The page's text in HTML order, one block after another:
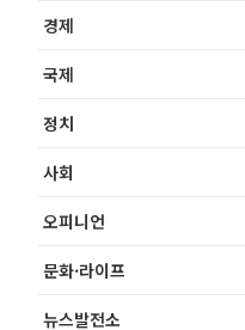
경제
국제
정치
사회
오피니언
문화·라이프
뉴스발전소